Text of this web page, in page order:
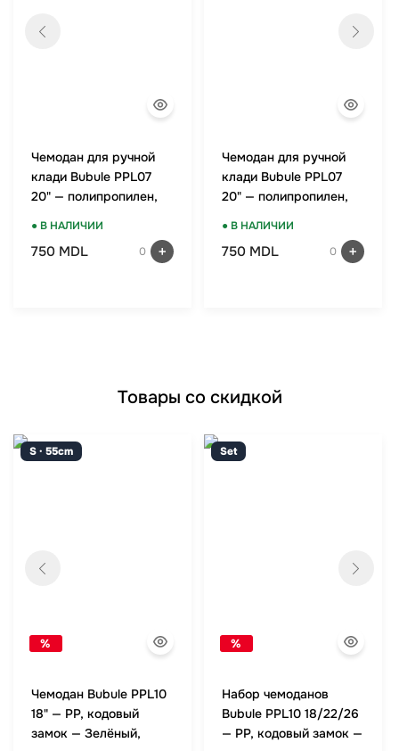
Чемодан для ручной
клади Bubule PPL07
20" — полипропилен,
● В НАЛИЧИИ
750 MDL 0
Чемодан для ручной
клади Bubule PPL07
20" — полипропилен,
● В НАЛИЧИИ
750 MDL 0
Товары со скидкой
S · 55cm
%
Чемодан Bubule PPL10
18" — PP, кодовый
замок — Зелёный,
Set
%
Набор чемоданов
Bubule PPL10 18/22/26
— PP, кодовый замок —